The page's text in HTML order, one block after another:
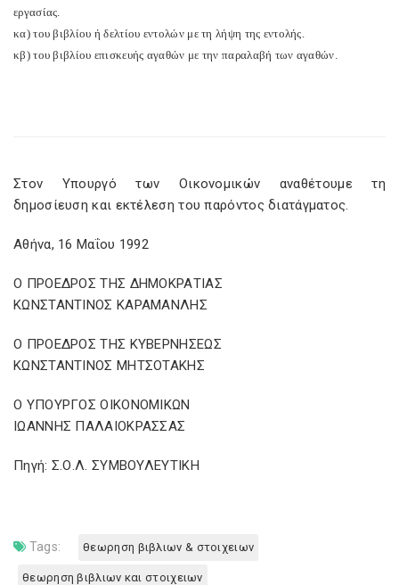
εργασίας.
κα) του βιβλίου ή δελτίου εντολών με τη λήψη της εντολής.
κβ) του βιβλίου επισκευής αγαθών με την παραλαβή των αγαθών.
Στον Υπουργό των Οικονομικών αναθέτουμε τη
δημοσίευση και εκτέλεση του παρόντος διατάγματος.
Αθήνα, 16 Μαΐου 1992
Ο ΠΡΟΕΔΡΟΣ ΤΗΣ ΔΗΜΟΚΡΑΤΙΑΣ
ΚΩΝΣΤΑΝΤΙΝΟΣ ΚΑΡΑΜΑΝΛΗΣ
Ο ΠΡΟΕΔΡΟΣ ΤΗΣ ΚΥΒΕΡΝΗΣΕΩΣ
ΚΩΝΣΤΑΝΤΙΝΟΣ ΜΗΤΣΟΤΑΚΗΣ
Ο ΥΠΟΥΡΓΟΣ ΟΙΚΟΝΟΜΙΚΩΝ
ΙΩΑΝΝΗΣ ΠΑΛΑΙΟΚΡΑΣΣΑΣ
Πηγή: Σ.Ο.Λ. ΣΥΜΒΟΥΛΕΥΤΙΚΗ
Tags: θεωρηση βιβλιων & στοιχειων
θεωρηση βιβλιων και στοιχειων